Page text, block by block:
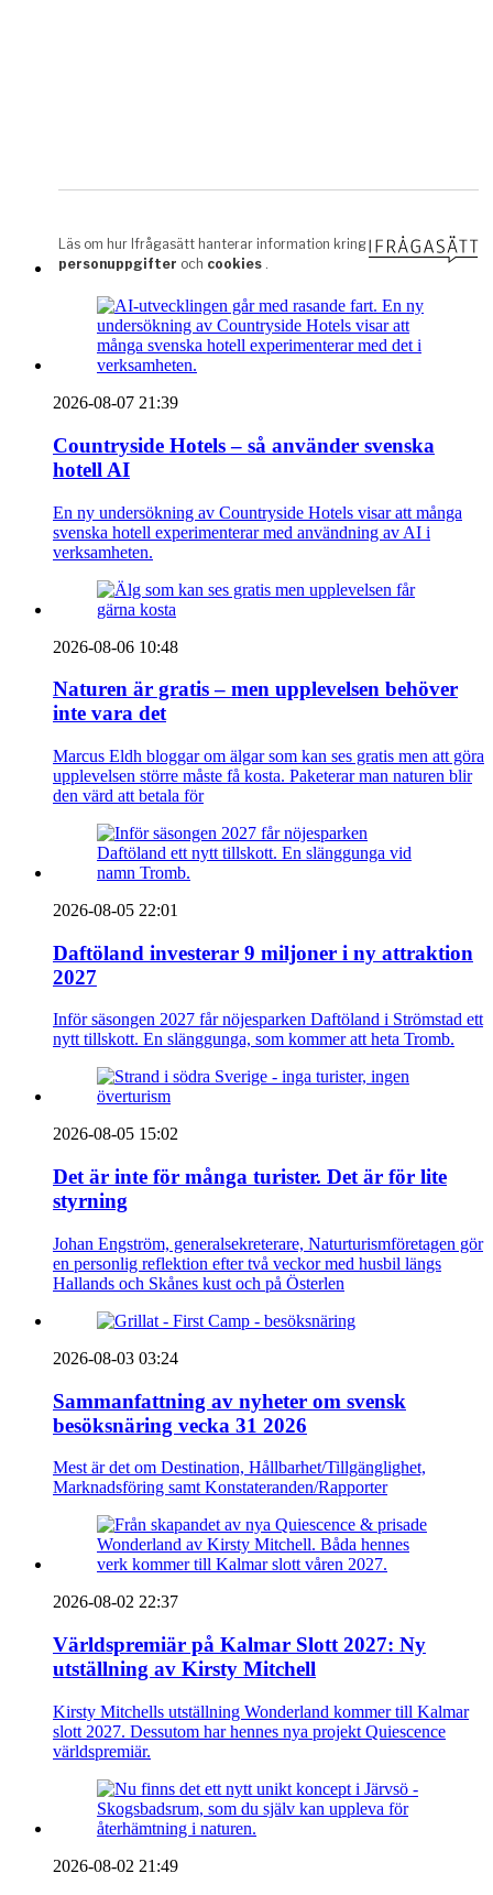
2026-08-07 21:39
Countryside Hotels – så använder svenska
hotell AI
En ny undersökning av Countryside Hotels visar att många
svenska hotell experimenterar med användning av AI i
verksamheten.
2026-08-06 10:48
Naturen är gratis – men upplevelsen behöver
inte vara det
Marcus Eldh bloggar om älgar som kan ses gratis men att göra
upplevelsen större måste få kosta. Paketerar man naturen blir
den värd att betala för
2026-08-05 22:01
Daftöland investerar 9 miljoner i ny attraktion
2027
Inför säsongen 2027 får nöjesparken Daftöland i Strömstad ett
nytt tillskott. En slänggunga, som kommer att heta Tromb.
2026-08-05 15:02
Det är inte för många turister. Det är för lite
styrning
Johan Engström, generalsekreterare, Naturturismföretagen gör
en personlig reflektion efter två veckor med husbil längs
Hallands och Skånes kust och på Österlen
2026-08-03 03:24
Sammanfattning av nyheter om svensk
besöksnäring vecka 31 2026
Mest är det om Destination, Hållbarhet/Tillgänglighet,
Marknadsföring samt Konstateranden/Rapporter
2026-08-02 22:37
Världspremiär på Kalmar Slott 2027: Ny
utställning av Kirsty Mitchell
Kirsty Mitchells utställning Wonderland kommer till Kalmar
slott 2027. Dessutom har hennes nya projekt Quiescence
världspremiär.
2026-08-02 21:49